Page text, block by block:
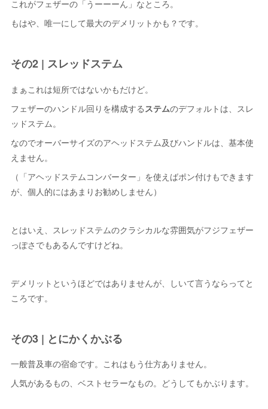
これがフェザーの「うーーーん」なところ。
もはや、唯一にして最大のデメリットかも？です。
その2 | スレッドステム
まぁこれは短所ではないかもだけど。
フェザーのハンドル回りを構成する ステムのデフォルトは、スレ
ッドステム。
なのでオーバーサイズのアヘッドステム及びハンドルは、基本使
えません。
（「アヘッドステムコンバーター」を使えばポン付けもできます
が、個人的にはあまりお勧めしません）
とはいえ、スレッドステムのクラシカルな雰囲気がフジフェザー
っぽさでもあるんですけどね。
デメリットというほどではありませんが、しいて言うならってと
ころです。
その3 | とにかくかぶる
一般普及車の宿命です。これはもう仕方ありません。
人気があるもの、ベストセラーなもの。どうしてもかぶります。